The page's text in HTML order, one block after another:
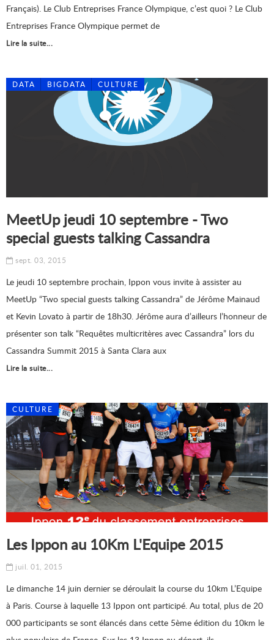
Français). Le Club Entreprises France Olympique, c’est quoi ? Le Club
Entreprises France Olympique permet de
Lire la suite...
DATA BIGDATA CULTURE
MeetUp jeudi 10 septembre - Two
special guests talking Cassandra
sept. 03, 2015
Le jeudi 10 septembre prochain, Ippon vous invite à assister au
MeetUp “Two special guests talking Cassandra” de Jérôme Mainaud
et Kevin Lovato à partir de 18h30. Jérôme aura d’ailleurs l’honneur de
présenter son talk “Requêtes multicritères avec Cassandra” lors du
Cassandra Summit 2015 à Santa Clara aux
Lire la suite...
CULTURE
Les Ippon au 10Km L'Equipe 2015
juil. 01, 2015
Le dimanche 14 juin dernier se déroulait la course du 10km L’Equipe
à Paris. Course à laquelle 13 Ippon ont participé. Au total, plus de 20
000 participants se sont élancés dans cette 5ème édition du 10km le